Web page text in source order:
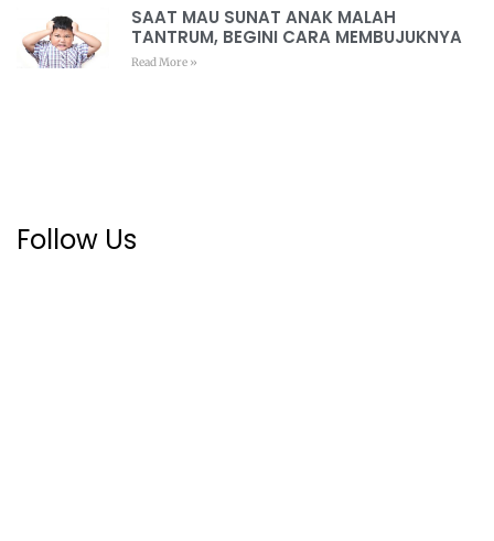
SAAT MAU SUNAT ANAK MALAH
TANTRUM, BEGINI CARA MEMBUJUKNYA
Read More »
Follow Us